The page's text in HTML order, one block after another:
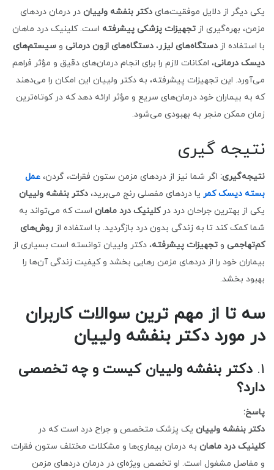
یکی دیگر از دلایل موفقیت‌های دکتر بنفشه ولییان در درمان دردهای
مزمن، بهره‌گیری از تجهیزات پزشکی پیشرفته است. کلینیک درد ماهان
با استفاده از دستگاه‌های لیزر، دستگاه‌های ازون درمانی و سیستم‌های
دیسک درمانی، امکانات لازم را برای انجام درمان‌های دقیق و مؤثر فراهم
می‌آورد. این تجهیزات پیشرفته، به دکتر ولییان این امکان را می‌دهند
که به بیماران خود درمان‌های سریع و مؤثر ارائه دهد که در کوتاه‌ترین
زمان ممکن منجر به بهبودی می‌شود.
نتیجه گیری
نتیجه‌گیری: اگر شما نیز از دردهای مزمن ستون فقرات، گردن، عمل
بسته دیسک کمر یا دردهای مفصلی رنج می‌برید، دکتر بنفشه ولییان
یکی از بهترین جراحان درد درکلینیک درد ماهان است که می‌تواند به
شما کمک کند تا به زندگی بدون درد بازگردید. با استفاده از روش‌های
کم‌تهاجمی و تجهیزات پیشرفته، دکتر ولییان توانسته است بسیاری از
بیماران خود را از دردهای مزمن رهایی بخشد و کیفیت زندگی آن‌ها را
بهبود بخشد.
سه تا از مهم ترین سوالات کاربران
در مورد دکتر بنفشه ولییان
1. دکتر بنفشه ولییان کیست و چه تخصصی
دارد؟
پاسخ:
دکتر بنفشه ولییان یک پزشک متخصص و جراح درد است که در
کلینیک درد ماهان به درمان بیماری‌ها و مشکلات مختلف ستون فقرات
و مفاصل مشغول است. او تخصص ویژه‌ای در درمان دردهای مزمن